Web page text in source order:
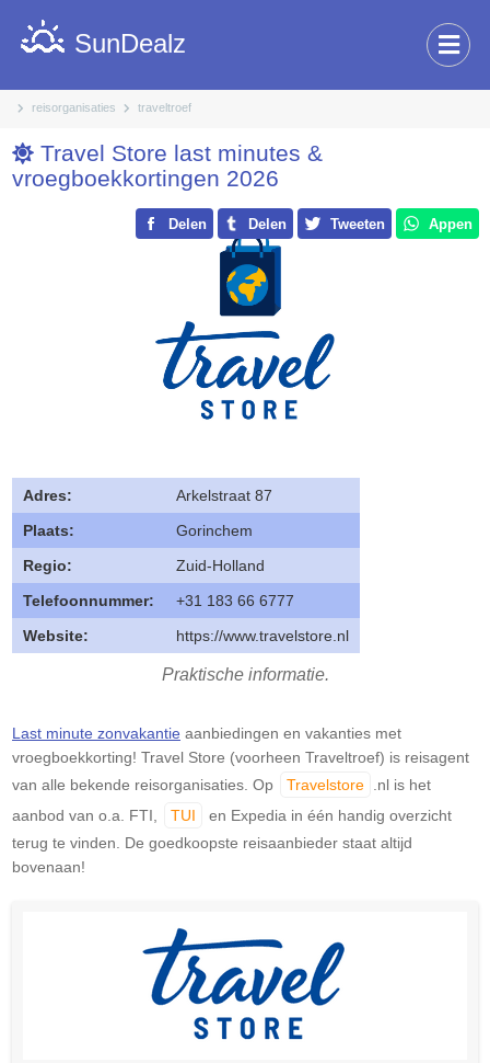
reisorganisaties traveltroef
SunDealz
Travel Store last minutes &
vroegboekkortingen 2026
Delen Delen Tweeten Appen
Adres:
Arkelstraat 87
Plaats:
Gorinchem
Regio:
Zuid-Holland
Telefoonnummer:
+31 183 66 6777
Website:
https://www.travelstore.nl
Praktische informatie.
Last minute zonvakantie aanbiedingen en vakanties met
vroegboekkorting! Travel Store (voorheen Traveltroef) is reisagent
van alle bekende reisorganisaties. Op
Travelstore
.nl is het
aanbod van o.a. FTI,
TUI
en Expedia in één handig overzicht
terug te vinden. De goedkoopste reisaanbieder staat altijd
bovenaan!